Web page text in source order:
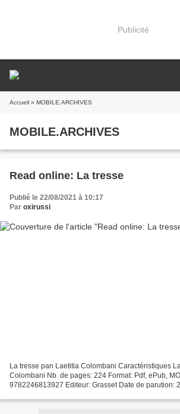
Publicité
Accueil » MOBILE.ARCHIVES
MOBILE.ARCHIVES
Read online: La tresse
Publié le 22/08/2021 à 10:17
Par oxirussi
La tresse pan Laetitia Colombani Caractéristiques
Colombani Nb. de pages: 224 Format: Pdf, ePub,
9782246813927 Editeur: Grasset Date de parution: